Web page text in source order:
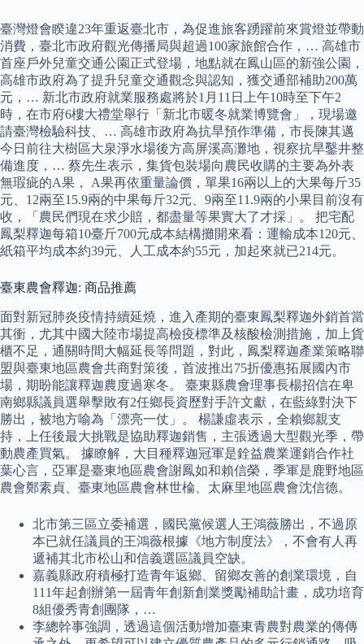
臺灣燈會睽違23年重返臺北市，為促進旅客踴躍前來賞燈並帶動
消費，臺北市政府觀光傳播局與超過100家旅館合作，… 高雄市
首座戶外兒童交通公園正式登場，地點就在鳳山區的新強公園，
高雄市政府為了提升兒童交通觀念與認知，獲交通部補助200萬
元，… 新北市政府就業服務處將於1月11日上午10時至下午2
時，在市府6樓大禮堂舉行「新北市暖冬就業博覽會」，現場邀
請臺灣檢驗科技、… 高雄市政府為抗旱預作準備，市長陳其邁
今日前往大樹區大泉淨水場後方高屏溪高灘地，視察抗旱鑿井整
備進度，… 蔡先生表示，集貨包裝場向農民收購的主要為外表
無瑕疵的A果， A果再依重量論價，單果16兩以上的大果每斤35
元、12兩至15.9兩的中果每斤32元、9兩至11.9兩的小果目前沒有
收，「農民們現在求少賠，都盡量等果實大了才採」。 把宅配
鳳梨釋迦每箱10臺斤700元成本結構攤開來看：運輸成本120元、
紙箱平均成本約39元、人工成本約55元，加起來就已214元。
臺東農會釋迦: 商品推薦
面對新冠肺炎疫情持續延燒，進入產期的臺東鳳梨釋迦外銷首當
其衝，尤其中國大陸市場提高檢疫標準及核酸檢測措施，加上貨
櫃不足，通關時間大幅延長等問題，對此，鳳梨釋迦產業策略聯
盟與臺東地區農會共商對策後，首波推出75折優惠拓展國內市
場，期盼能讓釋迦農度過寒冬。 臺東縣農會理事長楊招信在卑
南鄉縣議員選舉擊敗有2任鄉長資歷對手許文獻，在藍綠對決下
勝出，被地方喻為「漂亮一仗」。 楊謙虛表示，全賴鄉親支
持，上任後最大挑戰是協助釋迦銷售，主張透過大型觀光季，帶
動農產買氣。 據瞭解，大目種釋迦冠軍是銓益農業運銷合作社
葉心言，亞軍是臺東地區農會謝鳳如和賴信榮，季軍是鹿野地區
農會鄭素貞、臺東地區農會林世棆、太麻里地區農會沈信德。
北市第三區立委補選，國民黨候選人王鴻薇勝出，不過原
本已就任議員的王鴻薇根據《地方制度法》，不會有人再
遞補其北市松山和信義選區議員空缺。
嘉義縣政府積極打造青年返鄉、留鄉友善的創業環境，自
111年起創辦第一屆青年創新創業獎勵補助計畫，成功培育
8組優秀青創團隊，…
李總幹事強調，透過這個活動增加臺東青農對農業的傳傳